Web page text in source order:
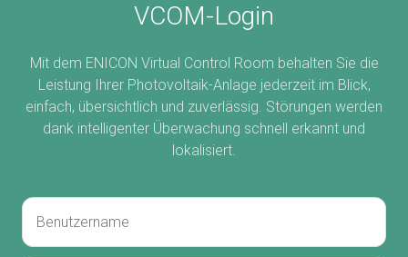
VCOM-Login
Mit dem ENICON Virtual Control Room behalten Sie die
Leistung Ihrer Photovoltaik-Anlage jederzeit im Blick,
einfach, übersichtlich und zuverlässig. Störungen werden
dank intelligenter Überwachung schnell erkannt und
lokalisiert.